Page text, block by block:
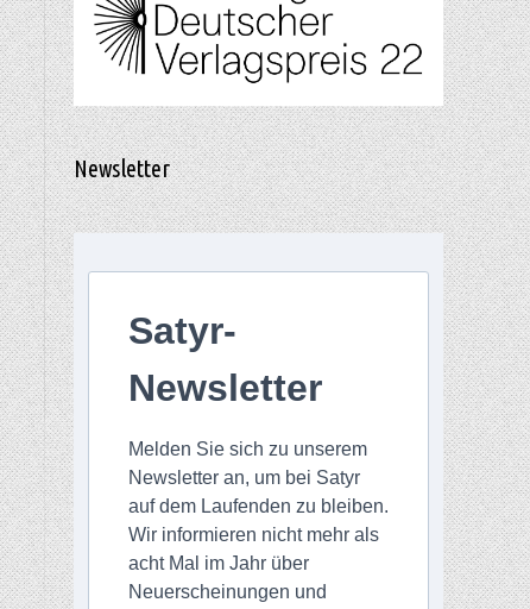
Newsletter
Satyr-
Newsletter
Melden Sie sich zu unserem
Newsletter an, um bei Satyr
auf dem Laufenden zu bleiben.
Wir informieren nicht mehr als
acht Mal im Jahr über
Neuerscheinungen und